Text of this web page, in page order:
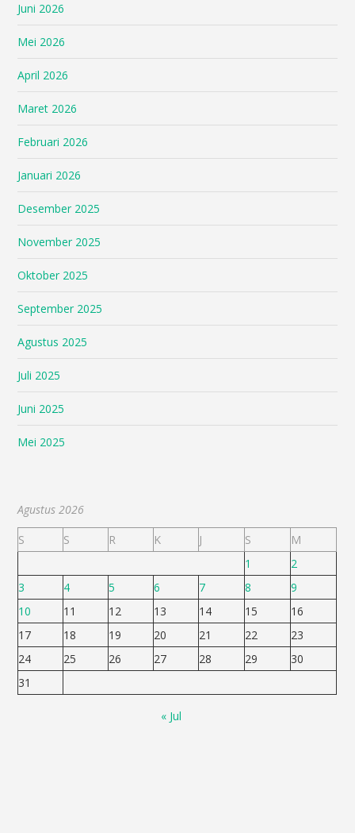
Juni 2026
Mei 2026
April 2026
Maret 2026
Februari 2026
Januari 2026
Desember 2025
November 2025
Oktober 2025
September 2025
Agustus 2025
Juli 2025
Juni 2025
Mei 2025
Agustus 2026
S
S R K J S
M
1
2
3
4 5 6 7 8
9
10
11 12 13 14 15
16
17
18 19 20 21 22
23
24
25 26 27 28 29
30
31
« Jul